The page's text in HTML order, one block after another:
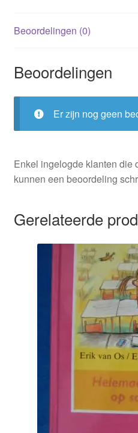
Beoordelingen (0)
Beoordelingen
Er zijn nog geen
Enkel ingelogde klanten die
kunnen een beoordeling
Gerelateerde